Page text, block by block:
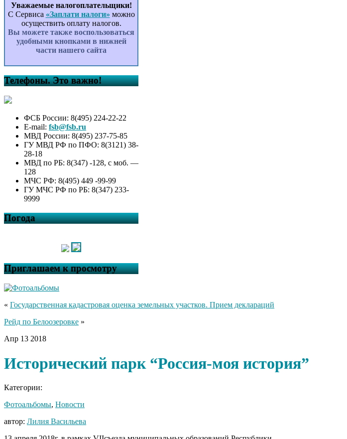
Уважаемые налогоплательщики!
С Сервиса «Заплати налоги» можно
осуществить оплату налогов.
Вы можете также воспользоваться
удобными кнопками в нижней
части нашего сайта
Телефоны. Это важно!
ФСБ России: 8(495) 224-22-22
E-mail: fsb@fsb.ru
МВД России: 8(495) 237-75-85
ГУ МВД РФ по ПФО: 8(3121) 38-
28-18
МВД по РБ: 8(347) -128, с моб. —
128
МЧС РФ: 8(495) 449 -99-99
ГУ МЧС РФ по РБ: 8(347) 233-
9999
Погода
Приглашаем к просмотру
« Государственная кадастровая оценка земельных участков. Прием деклараций
Рейд по Белоозеровке »
Апр 13 2018
Исторический парк “Россия-моя история”
Категории:
Фотоальбомы, Новости
автор: Лилия Васильева